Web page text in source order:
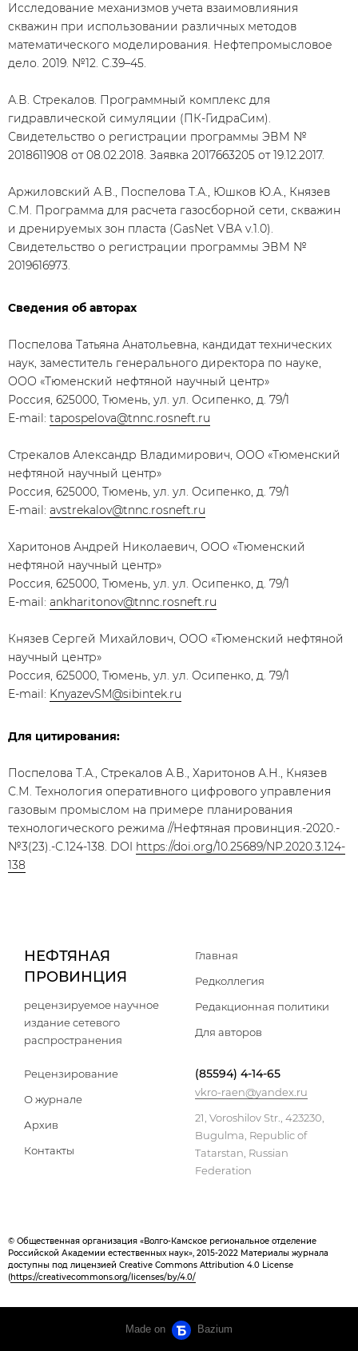
Исследование механизмов учета взаимовлияния
скважин при использовании различных методов
математического моделирования. Нефтепромысловое
дело. 2019. №12. С.39–45.
А.В. Стрекалов. Программный комплекс для
гидравлической симуляции (ПК-ГидраСим).
Свидетельство о регистрации программы ЭВМ №
2018611908 от 08.02.2018. Заявка 2017663205 от 19.12.2017.
Аржиловский А.В., Поспелова Т.А., Юшков Ю.А., Князев
С.М. Программа для расчета газосборной сети, скважин
и дренируемых зон пласта (GasNet VBA v.1.0).
Свидетельство о регистрации программы ЭВМ №
2019616973.
Сведения об авторах
Поспелова Татьяна Анатольевна, кандидат технических
наук, заместитель генерального директора по науке,
ООО «Тюменский нефтяной научный центр»
Россия, 625000, Тюмень, ул. ул. Осипенко, д. 79/1
E-mail: tapospelova@tnnc.rosneft.ru
Стрекалов Александр Владимирович, ООО «Тюменский
нефтяной научный центр»
Россия, 625000, Тюмень, ул. ул. Осипенко, д. 79/1
E-mail: avstrekalov@tnnc.rosneft.ru
Харитонов Андрей Николаевич, ООО «Тюменский
нефтяной научный центр»
Россия, 625000, Тюмень, ул. ул. Осипенко, д. 79/1
E-mail: ankharitonov@tnnc.rosneft.ru
Князев Сергей Михайлович, ООО «Тюменский нефтяной
научный центр»
Россия, 625000, Тюмень, ул. ул. Осипенко, д. 79/1
E-mail: KnyazevSM@sibintek.ru
Для цитирования:
Поспелова Т.А., Стрекалов А.В., Харитонов А.Н., Князев
С.М. Технология оперативного цифрового управления
газовым промыслом на примере планирования
технологического режима //Нефтяная провинция.-2020.-
№3(23).-С.124-138. DOI https://doi.org/10.25689/NP.2020.3.124-
138
НЕФТЯНАЯ
ПРОВИНЦИЯ
рецензируемое научное
издание сетевого
распространения
Главная
Редколлегия
Редакционная политики
Для авторов
Рецензирование
О журнале
Архив
Контакты
(85594) 4-14-65
vkro-raen@yandex.ru
21, Voroshilov Str., 423230,
Bugulma, Republic of
Tatarstan, Russian
Federation
© Общественная организация «Волго-Камское региональное отделение
Российской Академии естественных наук», 2015-2022 Материалы журнала
доступны под лицензией Creative Commons Attribution 4.0 License
(https://creativecommons.org/licenses/by/4.0/
Made on Bazium